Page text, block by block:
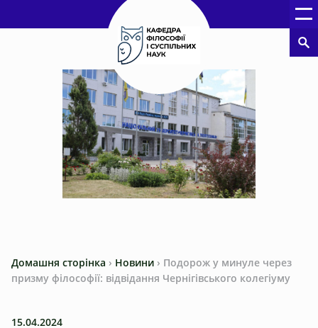
Домашня сторінка › Новини › Подорож у минуле через
призму філософії: відвідання Чернігівського колегіуму
15.04.2024